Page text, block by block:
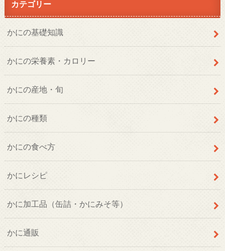
カテゴリー
かにの基礎知識
かにの栄養素・カロリー
かにの産地・旬
かにの種類
かにの食べ方
かにレシピ
かに加工品（缶詰・かにみそ等）
かに通販